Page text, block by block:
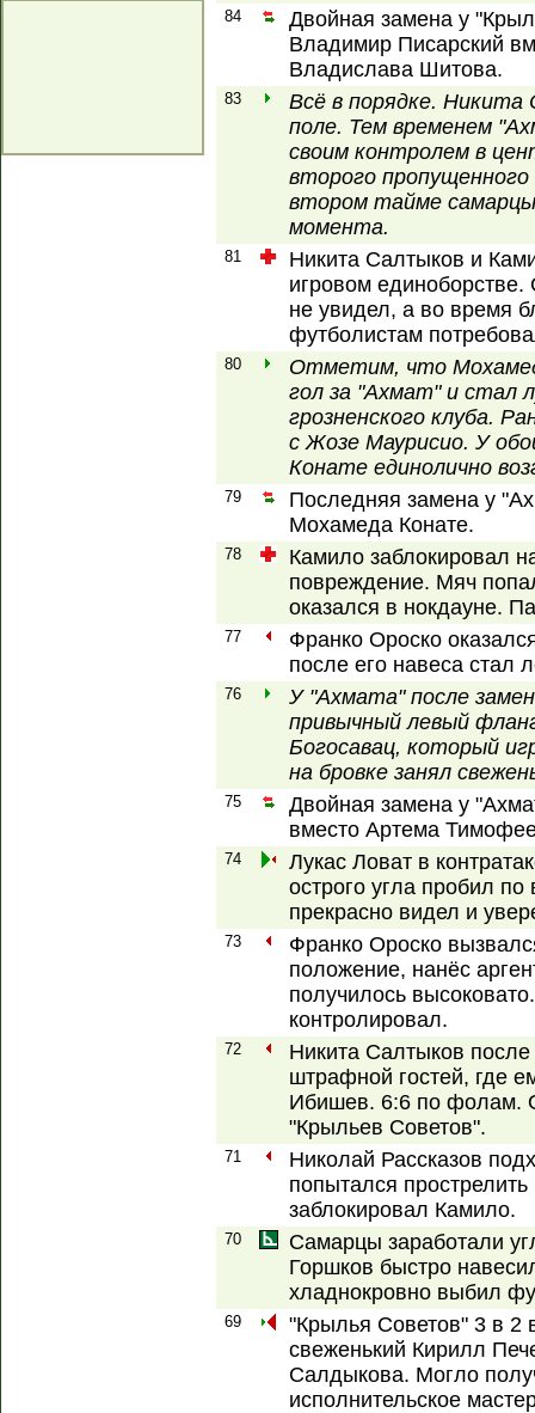
84
Двойная замена у
Владимир Писарский
Владислава Шитова.
83
Всё в порядке. Никита
поле. Тем временем
своим контролем в
второго пропущенного
втором тайме самарцы
момента.
81
Никита Салтыков и
игровом
не увидел, а во время
футболистам
80
Отметим, что Мохамед
гол за "Ахмат" и стал
грозненского клуба.
с Жозе Маурисио. У
Конате единолично
79
Последняя замена у
Мохамеда Конате.
78
Камило заблокировал
повреждение. Мяч
оказался в нокдауне.
77
Франко Ороско
после его навеса стал
76
У "Ахмата" после
привычный левый
Богосавац, который
на бровке занял
75
Двойная замена у
вместо Артема
74
Лукас Ловат в
острого угла пробил
прекрасно видел и
73
Франко Ороско
положение, нанёс
получилось
контролировал.
72
Никита Салтыков
штрафной гостей, где
Ибишев. 6:6 по фолам.
"Крыльев Советов".
71
Николай Рассказов
попытался
заблокировал Камило.
70
Самарцы заработали
Горшков быстро
хладнокровно выбил
69
"Крылья Советов" 3 в 2
свеженький Кирилл
Салдыкова. Могло
исполнительское